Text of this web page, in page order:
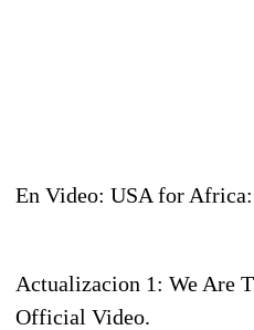
En Video: USA for
Actualizacion 1: We Are
Official Video.